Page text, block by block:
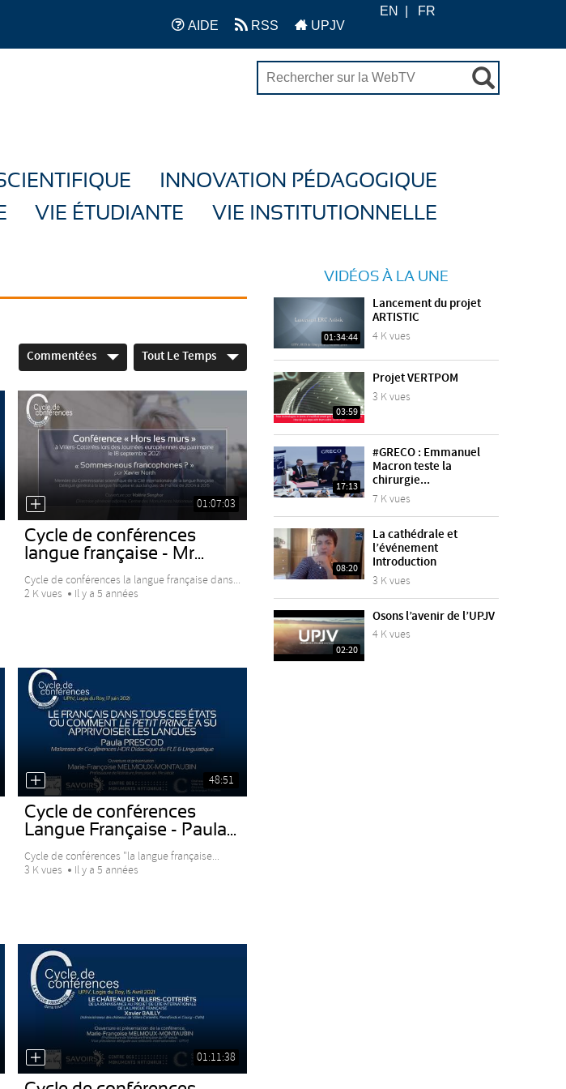
AIDE RSS UPJV
EN FR
INNOVATION PÉDAGOGIQUE
VIE ÉTUDIANTE VIE INSTITUTIONNELLE
Commentées Tout Le Temps
01:07:03
Cycle de conférences
langue française - Mr...
Cycle de conférences la langue française dans...
2 K vues
Il y a 5 années
48:51
Cycle de conférences
Langue Française - Paula...
Cycle de conférences "la langue française...
3 K vues
Il y a 5 années
01:11:38
VIDÉOS À LA UNE
01:34:44
Lancement du projet
ARTISTIC
4 K vues
03:59
Projet VERTPOM
3 K vues
17:13
#GRECO : Emmanuel
Macron teste la
chirurgie...
7 K vues
08:20
La cathédrale et
l’événement
Introduction
3 K vues
02:20
Osons l’avenir de l’UPJV
4 K vues